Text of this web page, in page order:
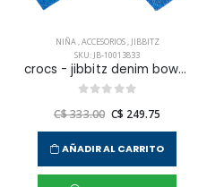
NIÑA,ACCESORIOS, JIBBITZ
SKU: JB-10013833
crocs - jibbitz denim bow unisex
C$ 333.00 C$ 249.75
AÑADIR AL CARRITO